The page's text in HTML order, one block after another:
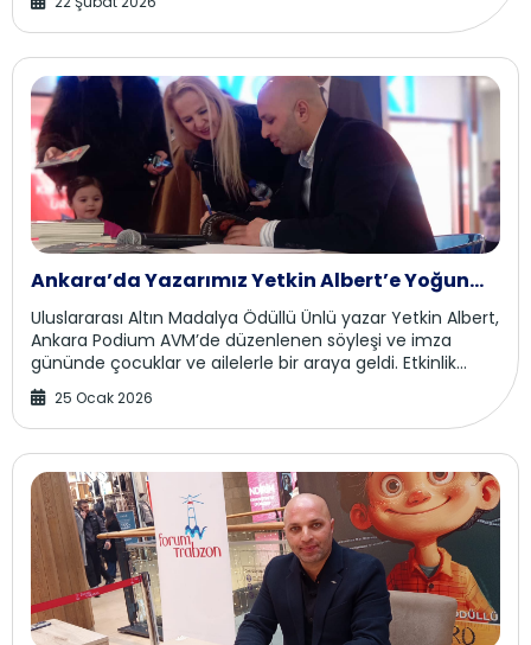
Ankara’da Yazarımız Yetkin Albert’e Yoğun
İlgi
Uluslararası Altın Madalya Ödüllü Ünlü yazar Yetkin Albert,
Ankara Podium AVM’de düzenlenen söyleşi ve imza
gününde çocuklar ve ailelerle bir araya geldi. Etkinlik
yoğun katılımla gerçekleştirildi. AN...
25 Ocak 2026